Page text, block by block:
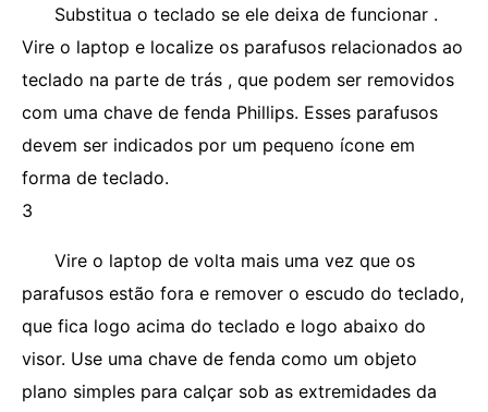
Substitua o teclado se ele deixa de funcionar .
Vire o laptop e localize os parafusos relacionados ao
teclado na parte de trás , que podem ser removidos
com uma chave de fenda Phillips. Esses parafusos
devem ser indicados por um pequeno ícone em
forma de teclado.
3
Vire o laptop de volta mais uma vez que os
parafusos estão fora e remover o escudo do teclado,
que fica logo acima do teclado e logo abaixo do
visor. Use uma chave de fenda como um objeto
plano simples para calçar sob as extremidades da